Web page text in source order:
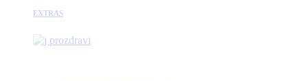
EXTRAS